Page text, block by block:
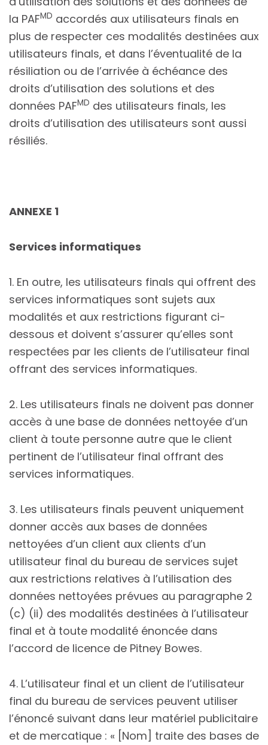
la PAFMD accordés aux utilisateurs finals en
plus de respecter ces modalités destinées aux
utilisateurs finals, et dans l’éventualité de la
résiliation ou de l’arrivée à échéance des
droits d’utilisation des solutions et des
données PAFMD des utilisateurs finals, les
droits d’utilisation des utilisateurs sont aussi
résiliés.
ANNEXE 1
Services informatiques
1. En outre, les utilisateurs finals qui offrent des
services informatiques sont sujets aux
modalités et aux restrictions figurant ci-
dessous et doivent s’assurer qu’elles sont
respectées par les clients de l’utilisateur final
offrant des services informatiques.
2. Les utilisateurs finals ne doivent pas donner
accès à une base de données nettoyée d’un
client à toute personne autre que le client
pertinent de l’utilisateur final offrant des
services informatiques.
3. Les utilisateurs finals peuvent uniquement
donner accès aux bases de données
nettoyées d’un client aux clients d’un
utilisateur final du bureau de services sujet
aux restrictions relatives à l’utilisation des
données nettoyées prévues au paragraphe 2
(c) (ii) des modalités destinées à l’utilisateur
final et à toute modalité énoncée dans
l’accord de licence de Pitney Bowes.
4. L’utilisateur final et un client de l’utilisateur
final du bureau de services peuvent utiliser
l’énoncé suivant dans leur matériel publicitaire
et de mercatique : « [Nom] traite des bases de